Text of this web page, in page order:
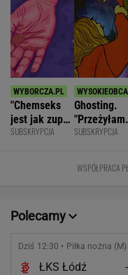
"Chemseks
jest jak zupa.
Nażresz się,
SUBSKRYPCJA
Ghosting.
"Przeżyłam
mnie i znikł"
SUBSKRYPCJA
WSPÓŁPRACA
Polecamy
Dziś 12:30 • Piłka nożna (M)
ŁKS Łódź
-